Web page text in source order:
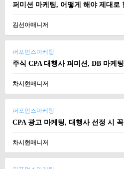
퍼미션 마케팅, 어떻게 해야 제대로
김선아매니저
퍼포먼스마케팅
주식 CPA 대행사 퍼미션, DB 마케
차시현매니저
퍼포먼스마케팅
CPA 광고 마케팅, 대행사 선정 시
차시현매니저